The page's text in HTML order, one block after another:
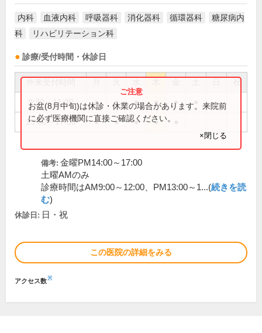
内科 血液内科 呼吸器科 消化器科 循環器科
糖尿病内
科
リハビリテーション科
診療/受付時間・休診日
祝
8:30～11:30 ● ● ● ● ●
13:00～17:00 ● ● ● ●
お盆(8月中旬)は休診・休業の場合があります。来院前
に必ず医療機関に直接ご確認ください。
×閉じる
備考: 金曜PM14:00～17:00
土曜AMのみ
診療時間はAM9:00～12:00、PM13:00～1...(続きを読
む)
休診日: 日・祝
この医院の詳細をみる
アクセス数※